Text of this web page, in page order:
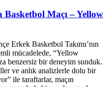
Basketbol Maçı – Yellow
Erkek Basketbol Takımı’nın
mücadelede, “Yellow
benzersiz bir deneyim sunduk.
ve anlık analizlerle dolu bir
ile taraftarlar, maçın